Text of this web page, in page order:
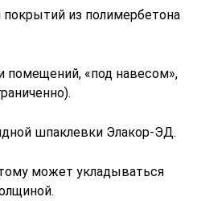
покрытий из полимербетона
помещений, «под навесом»,
шпаклевки Элакор-ЭД.
может укладываться